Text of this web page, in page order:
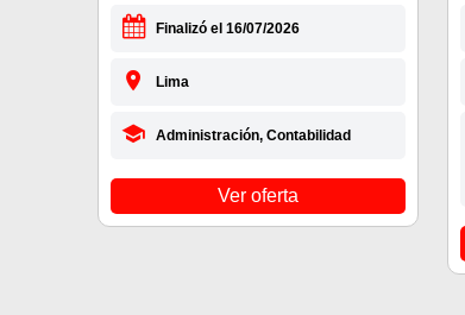
Finalizó el 16/07/2026
Lima
Administración, Contabilidad
Ver oferta